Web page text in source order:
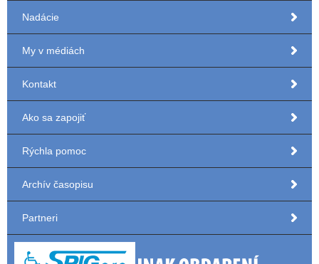
Nadácie
My v médiách
Kontakt
Ako sa zapojiť
Rýchla pomoc
Archív časopisu
Partneri